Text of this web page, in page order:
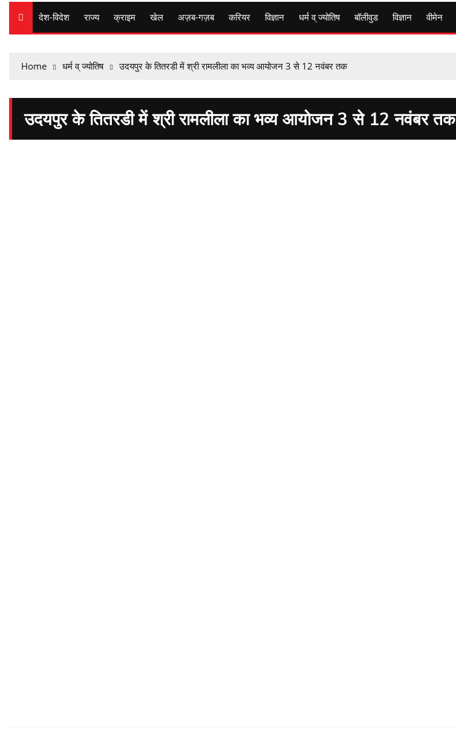
देश-विदेश राज्य क्राइम खेल अज़ब-गज़ब करियर विज्ञान धर्म व् ज्योतिष बॉलीवुड विज्ञान वीमेन
Home धर्म व् ज्योतिष उदयपुर के तितरडी में श्री रामलीला का भव्य आयोजन 3 से 12 नवंबर तक
उदयपुर के तितरडी में श्री रामलीला का भव्य आयोजन 3 से 12 नवंबर तक